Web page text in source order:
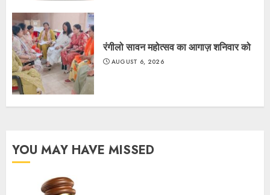
रंगीलो सावन महोत्सव का आगाज़ शनिवार को
AUGUST 6, 2026
YOU MAY HAVE MISSED